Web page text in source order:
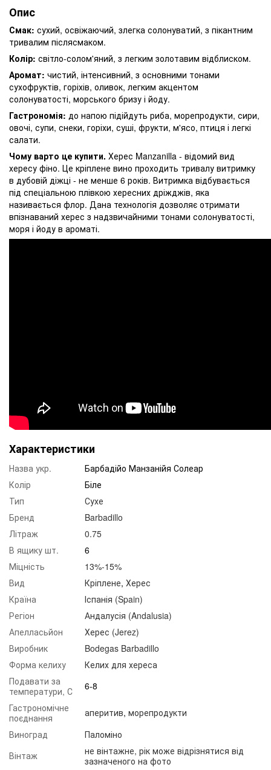
Опис
Смак: сухий, освіжаючий, злегка солонуватий, з пікантним
тривалим післясмаком.
Колір: світло-солом'яний, з легким золотавим відблиском.
Аромат: чистий, інтенсивний, з основними тонами
сухофруктів, горіхів, оливок, легким акцентом
солонуватості, морського бризу і йоду.
Гастрономія: до напою підійдуть риба, морепродукти, сири,
овочі, супи, снеки, горіхи, суші, фрукти, м'ясо, птиця і легкі
салати.
Чому варто це купити. Херес Manzanilla - відомий вид
хересу фіно. Це кріплене вино проходить тривалу витримку
в дубовій діжці - не менше 6 років. Витримка відбувається
під спеціальною плівкою хересних дріжджів, яка
називається флор. Дана технологія дозволяє отримати
впізнаваний херес з надзвичайними тонами солонуватості,
моря і йоду в ароматі.
Характеристики
Назва укр.
Барбадійо Манзанійя Солеар
Колір
Біле
Тип
Сухе
Бренд
Barbadillo
Літраж
0.75
В ящику шт.
6
Міцність
13%-15%
Вид
Кріплене, Херес
Країна
Іспанія (Spain)
Регіон
Андалусія (Andalusia)
Апелласьйон
Херес (Jerez)
Виробник
Bodegas Barbadillo
Форма келиху
Келих для хереса
Подавати за
температури, С
6-8
Гастрономічне
поєднання
аперитив, морепродукти
Виноград
Паломіно
Вінтаж
не вінтажне, рік може відрізнятися від
зазначеного на фото